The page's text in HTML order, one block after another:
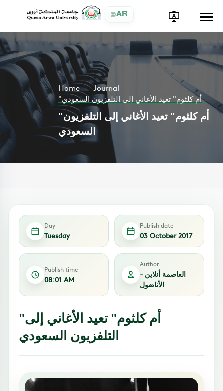
AR
Home
Journal
"أم كلثوم" تعيد الأغاني إلى التلفزيون السعودي
"أم كلثوم" تعيد الأغاني إلى التلفزيون
السعودي
Day
Tuesday
Publish date
03 October 2017
Publish time
08:01 AM
Author
العاصمة أنلاين -
الأناضول
"أم كلثوم" تعيد الأغاني إلى
التلفزيون السعودي